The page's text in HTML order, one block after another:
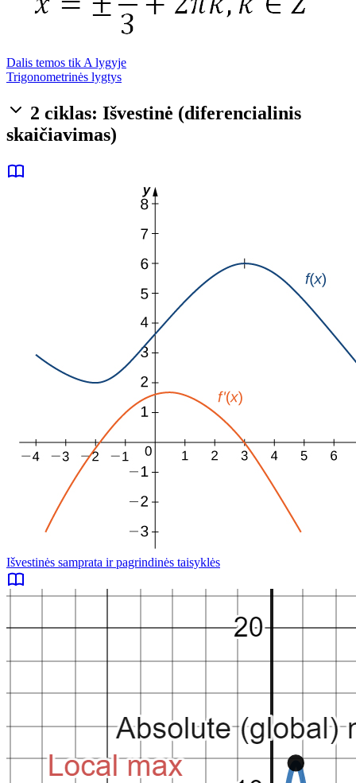
Dalis temos tik A lygyje
Trigonometrinės lygtys
2 ciklas: Išvestinė (diferencialinis
skaičiavimas)
Išvestinės samprata ir pagrindinės taisyklės